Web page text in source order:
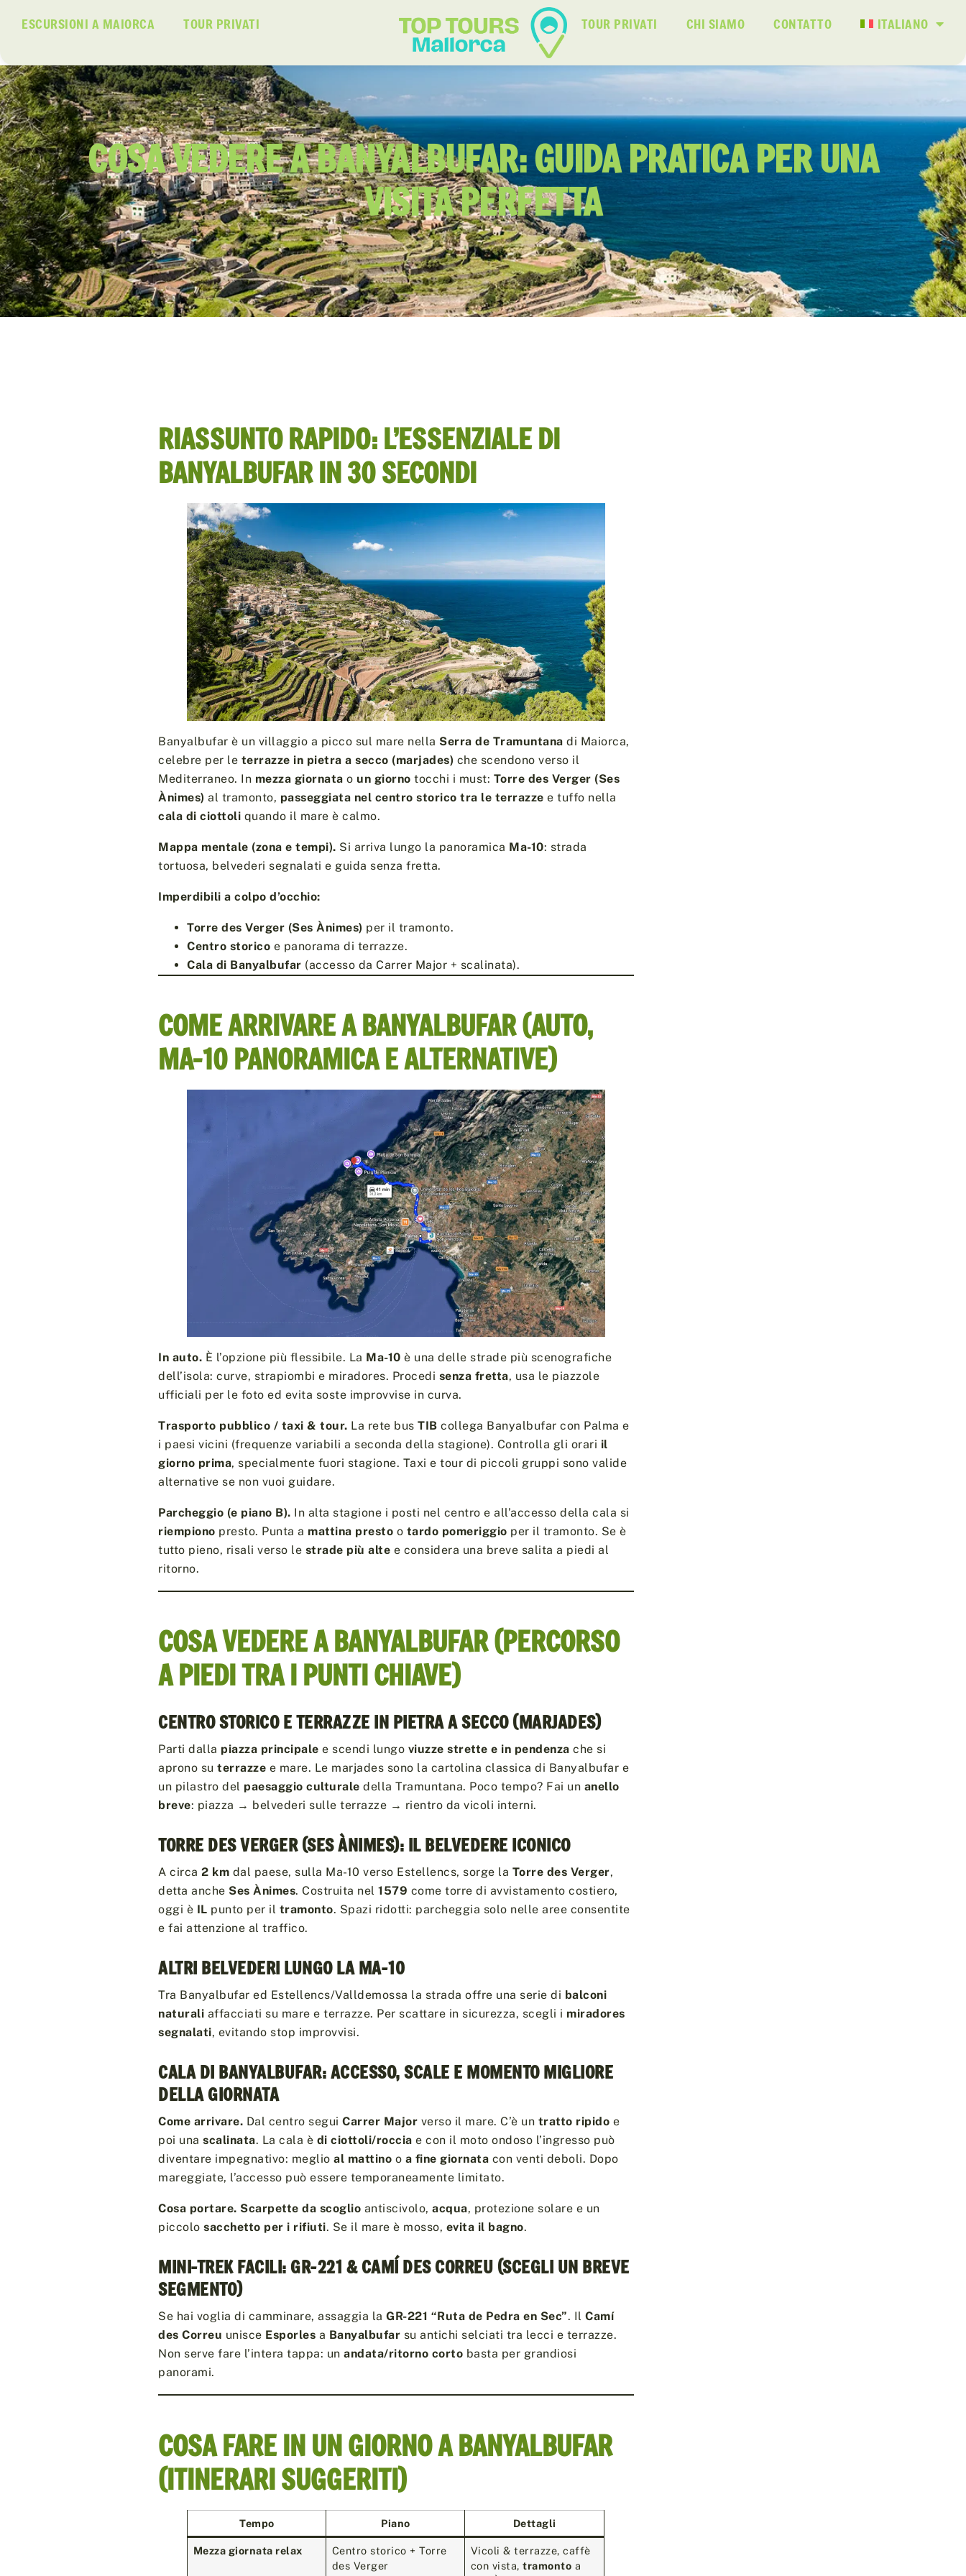
ESCURSIONI A MAIORCA TOUR PRIVATI TOUR PRIVATI CHI SIAMO CONTATTO ITALIANO
COSA VEDERE A BANYALBUFAR: GUIDA PRATICA PER UNA
VISITA PERFETTA
RIASSUNTO RAPIDO: L’ESSENZIALE DI
BANYALBUFAR IN 30 SECONDI
Banyalbufar è un villaggio a picco sul mare nella Serra de Tramuntana di Maiorca,
celebre per le terrazze in pietra a secco (marjades) che scendono verso il
Mediterraneo. In mezza giornata oun giorno tocchi i must: Torre des Verger (Ses
Ànimes) al tramonto, passeggiata nel centro storico tra le terrazze e tuffo nella
cala di ciottoli quando il mare è calmo.
Mappa mentale (zona e tempi). Si arriva lungo la panoramica Ma-10: strada
tortuosa, belvederi segnalati e guida senza fretta.
Imperdibili a colpo d’occhio:
Torre des Verger (Ses Ànimes) per il tramonto.
Centro storico e panorama di terrazze.
Cala di Banyalbufar (accesso da Carrer Major + scalinata).
COME ARRIVARE A BANYALBUFAR (AUTO,
MA-10 PANORAMICA E ALTERNATIVE)
In auto. È l’opzione più flessibile. La Ma-10 è una delle strade più scenografiche
dell’isola: curve, strapiombi e miradores. Procedi senza fretta, usa le piazzole
ufficiali per le foto ed evita soste improvvise in curva.
Trasporto pubblico / taxi & tour. La rete busTIB collega Banyalbufar con Palma e
i paesi vicini (frequenze variabili a seconda della stagione). Controlla gli orari il
giorno prima, specialmente fuori stagione. Taxi e tour di piccoli gruppi sono valide
alternative se non vuoi guidare.
Parcheggio (e piano B). In alta stagione i posti nel centro e all’accesso della cala si
riempiono presto. Punta a mattina presto o tardo pomeriggio per il tramonto. Se è
tutto pieno, risali verso le strade più alte e considera una breve salita a piedi al
ritorno.
COSA VEDERE A BANYALBUFAR (PERCORSO
A PIEDI TRA I PUNTI CHIAVE)
CENTRO STORICO E TERRAZZE IN PIETRA A SECCO (MARJADES)
Parti dalla piazza principale e scendi lungo viuzze strette e in pendenza che si
aprono suterrazze e mare. Le marjades sono la cartolina classica di Banyalbufar e
un pilastro del paesaggio culturale della Tramuntana. Poco tempo? Fai un anello
breve: piazza → belvederi sulle terrazze → rientro da vicoli interni.
TORRE DES VERGER (SES ÀNIMES): IL BELVEDERE ICONICO
A circa2 km dal paese, sulla Ma-10 verso Estellencs, sorge la Torre des Verger,
detta anche Ses Ànimes. Costruita nel1579 come torre di avvistamento costiero,
oggi è IL punto per il tramonto. Spazi ridotti: parcheggia solo nelle aree consentite
e fai attenzione al traffico.
ALTRI BELVEDERI LUNGO LA MA-10
Tra Banyalbufar ed Estellencs/Valldemossa la strada offre una serie di balconi
naturali affacciati su mare e terrazze. Per scattare in sicurezza, scegli i miradores
segnalati, evitando stop improvvisi.
CALA DI BANYALBUFAR: ACCESSO, SCALE E MOMENTO MIGLIORE
DELLA GIORNATA
Come arrivare. Dal centro seguiCarrer Major verso il mare. C’è un tratto ripido e
poi unascalinata. La cala è di ciottoli/roccia e con il moto ondoso l’ingresso può
diventare impegnativo: meglioal mattino o a fine giornata con venti deboli. Dopo
mareggiate, l’accesso può essere temporaneamente limitato.
Cosa portare. Scarpette da scoglio antiscivolo,acqua, protezione solare e un
piccolosacchetto per i rifiuti. Se il mare è mosso, evita il bagno.
MINI-TREK FACILI: GR-221 & CAMÍ DES CORREU (SCEGLI UN BREVE
SEGMENTO)
Se hai voglia di camminare, assaggia laGR-221 “Ruta de Pedra en Sec”. IlCamí
des Correu unisce Esporles a Banyalbufar su antichi selciati tra lecci e terrazze.
Non serve fare l’intera tappa: unandata/ritorno corto basta per grandiosi
panorami.
COSA FARE IN UN GIORNO A BANYALBUFAR
(ITINERARI SUGGERITI)
Tempo Piano Dettagli
Mezza giornata relax
Centro storico + Torre
des Verger
Vicoli & terrazze, caffè
con vista,tramonto a